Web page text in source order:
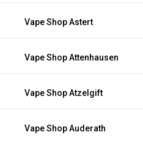
Vape Shop Astert
Vape Shop Attenhausen
Vape Shop Atzelgift
Vape Shop Auderath